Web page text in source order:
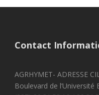
Contact
AGRHYMET- ADRESSE
Boulevard de